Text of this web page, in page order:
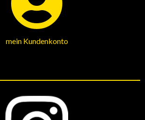
mein Kundenkonto